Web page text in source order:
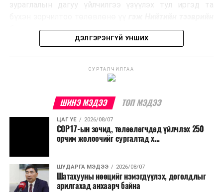
Ийнхүү лаг хатаах, шатаах технологийг лагийн
улсад өргөн ашиглаж байна.
зураглалын дагуу үйлчилгээ үзүүлэх тул иргэд та
бодлогын газраас мэдээллээ.
ДЭЛГЭРЭНГҮЙ УНШИХ
СУРТАЛЧИЛГАА
ШИНЭ МЭДЭЭ ТОП МЭДЭЭ
ЦАГ ҮЕ 2026/08/07
COP17-ын зочид, төлөөлөгчдөд үйлчлэх 250
орчим жолоочийг сургалтад х...
ШУДАРГА МЭДЭЭ 2026/08/07
Шатахууны нөөцийг нэмэгдүүлэх, доголдлыг
арилгахад анхаарч байна